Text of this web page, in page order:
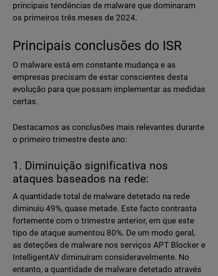
principais tendências de malware que dominaram
os primeiros três meses de 2024.
Principais conclusões do ISR
O malware está em constante mudança e as
empresas precisam de estar conscientes desta
evolução para que possam implementar as medidas
certas.
Destacamos as conclusões mais relevantes durante
o primeiro trimestre deste ano:
1. Diminuição significativa nos
ataques baseados na rede:
A quantidade total de malware detetado na rede
diminuiu 49%, quase metade. Este facto contrasta
fortemente com o trimestre anterior, em que este
tipo de ataque aumentou 80%. De um modo geral,
as deteções de malware nos serviços APT Blocker e
IntelligentAV diminuíram consideravelmente. No
entanto, a quantidade de malware detetado através